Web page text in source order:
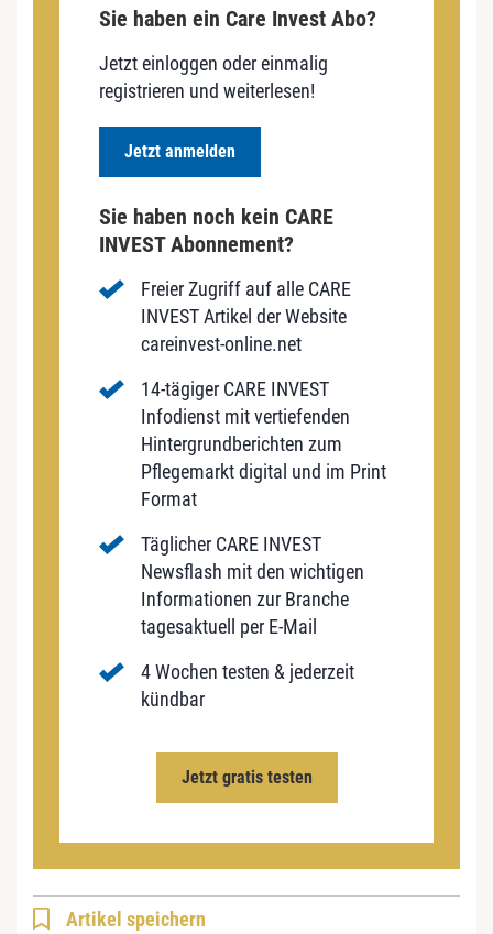
Sie haben ein Care Invest Abo?
Jetzt einloggen oder einmalig
registrieren und weiterlesen!
Jetzt anmelden
Sie haben noch kein CARE
INVEST Abonnement?
Freier Zugriff auf alle CARE
INVEST Artikel der Website
careinvest-online.net
14-tägiger CARE INVEST
Infodienst mit vertiefenden
Hintergrundberichten zum
Pflegemarkt digital und im Print
Format
Täglicher CARE INVEST
Newsflash mit den wichtigen
Informationen zur Branche
tagesaktuell per E-Mail
4 Wochen testen & jederzeit
kündbar
Jetzt gratis testen
Artikel speichern